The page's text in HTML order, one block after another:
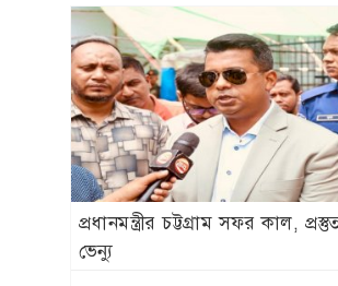
প্রধানমন্ত্রীর চট্টগ্রাম সফর কাল,
ভেন্যু